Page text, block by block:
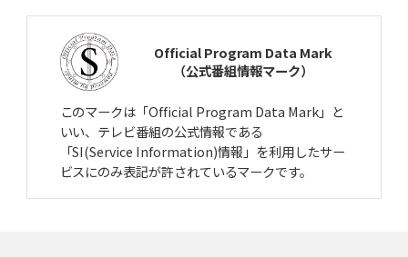
Official Program Data Mark
（公式番組情報マーク）
このマークは「Official Program Data Mark」と
いい、テレビ番組の公式情報である
「SI(Service Information)情報」を利用したサー
ビスにのみ表記が許されているマークです。